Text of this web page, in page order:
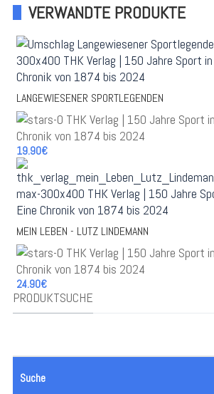
VERWANDTE PRODUKTE
LANGEWIESENER SPORTLEGENDEN
19.90€
MEIN LEBEN - LUTZ LINDEMANN
24.90€
PRODUKTSUCHE
Suche